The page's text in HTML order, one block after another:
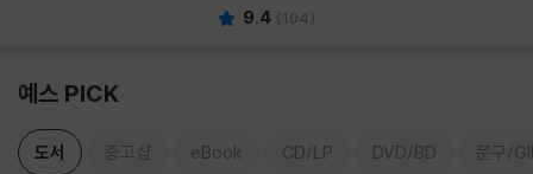
9.4 (104)
예스 PICK
도서 중고샵 eBook CD/LP DVD/BD 문구/